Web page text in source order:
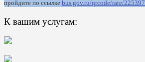
пройдите по ссылке bus.gov.ru/qrcode/rate/225397
К вашим услугам: